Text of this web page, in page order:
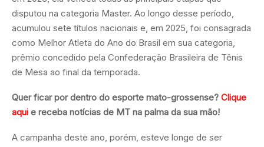
disputou na categoria Master. Ao longo desse período,
acumulou sete títulos nacionais e, em 2025, foi consagrada
como Melhor Atleta do Ano do Brasil em sua categoria,
prêmio concedido pela Confederação Brasileira de Tênis
de Mesa ao final da temporada.
Quer ficar por dentro do esporte mato-grossense? Clique
aqui e receba notícias de MT na palma da sua mão!
A campanha deste ano, porém, esteve longe de ser